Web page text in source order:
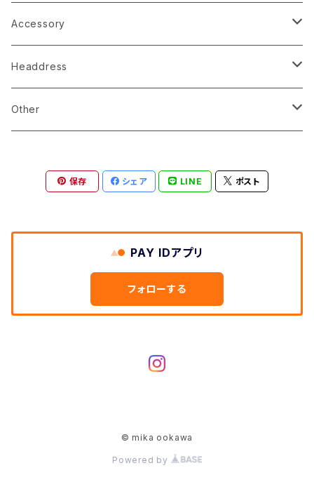
Accessory
earrings
pierce
corsage
Headdress
linestone comb
katyusha
Other
ringpillow
保存 シェア LINE ポスト
PAY IDアプリ
フォローする
© mika ookawa
Powered by